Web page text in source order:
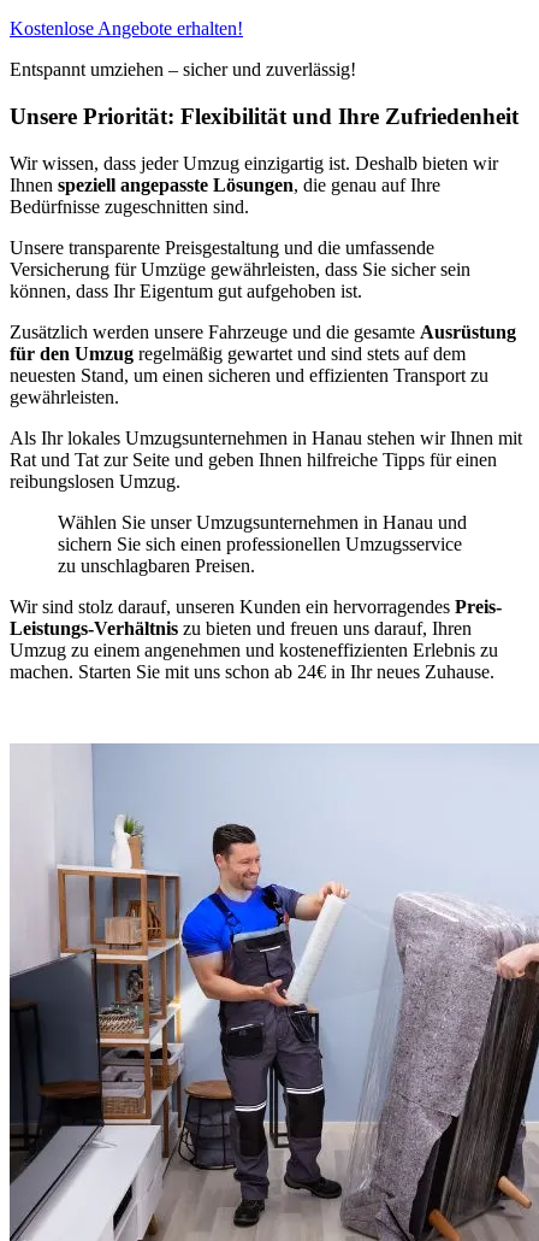
Kostenlose Angebote erhalten!
Entspannt umziehen – sicher und zuverlässig!
Unsere Priorität: Flexibilität und Ihre Zufriedenheit
Wir wissen, dass jeder Umzug einzigartig ist. Deshalb bieten wir
Ihnen speziell angepasste Lösungen, die genau auf Ihre
Bedürfnisse zugeschnitten sind.
Unsere transparente Preisgestaltung und die umfassende
Versicherung für Umzüge gewährleisten, dass Sie sicher sein
können, dass Ihr Eigentum gut aufgehoben ist.
Zusätzlich werden unsere Fahrzeuge und die gesamte Ausrüstung
für den Umzug regelmäßig gewartet und sind stets auf dem
neuesten Stand, um einen sicheren und effizienten Transport zu
gewährleisten.
Als Ihr lokales Umzugsunternehmen in Hanau stehen wir Ihnen mit
Rat und Tat zur Seite und geben Ihnen hilfreiche Tipps für einen
reibungslosen Umzug.
Wählen Sie unser Umzugsunternehmen in Hanau und
sichern Sie sich einen professionellen Umzugsservice
zu unschlagbaren Preisen.
Wir sind stolz darauf, unseren Kunden ein hervorragendes Preis-
Leistungs-Verhältnis zu bieten und freuen uns darauf, Ihren
Umzug zu einem angenehmen und kosteneffizienten Erlebnis zu
machen. Starten Sie mit uns schon ab 24€ in Ihr neues Zuhause.